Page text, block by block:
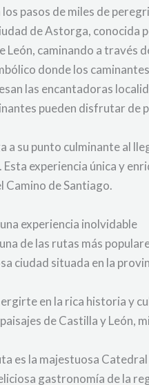
pasos de miles de
de Astorga,
caminando a través
donde los
las encantadoras
pueden disfrutar de
su punto culminante al
experiencia única y
Camino de Santiago.
experiencia inolvidable
de las rutas más
ciudad situada en la
en la rica historia y
de Castilla y León,
es la majestuosa
gastronomía de la